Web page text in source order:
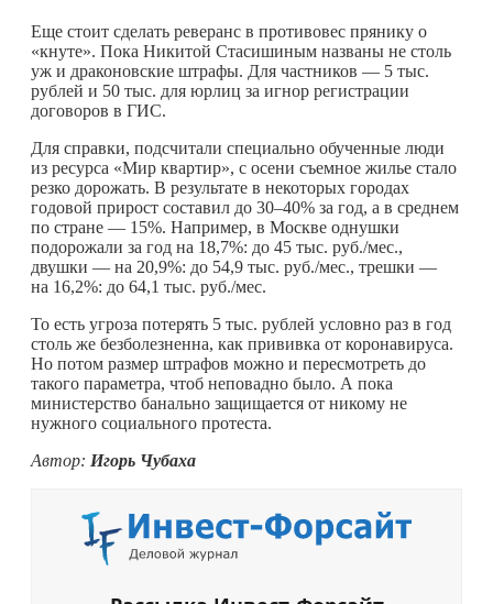
Еще стоит сделать реверанс в противовес прянику о
«кнуте». Пока Никитой Стасишиным названы не столь
уж и драконовские штрафы. Для частников — 5 тыс.
рублей и 50 тыс. для юрлиц за игнор регистрации
договоров в ГИС.
Для справки, подсчитали специально обученные люди
из ресурса «Мир квартир», с осени съемное жилье стало
резко дорожать. В результате в некоторых городах
годовой прирост составил до 30–40% за год, а в среднем
по стране — 15%. Например, в Москве однушки
подорожали за год на 18,7%: до 45 тыс. руб./мес.,
двушки — на 20,9%: до 54,9 тыс. руб./мес., трешки —
на 16,2%: до 64,1 тыс. руб./мес.
То есть угроза потерять 5 тыс. рублей условно раз в год
столь же безболезненна, как прививка от коронавируса.
Но потом размер штрафов можно и пересмотреть до
такого параметра, чтоб неповадно было. А пока
министерство банально защищается от никому не
нужного социального протеста.
Автор: Игорь Чубаха